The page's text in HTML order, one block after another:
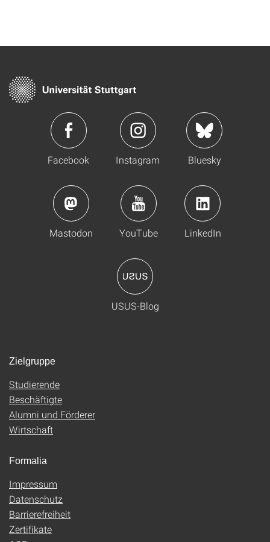
Facebook Instagram Bluesky
Mastodon YouTube LinkedIn
USUS-Blog
Zielgruppe
Studierende
Beschäftigte
Alumni und Förderer
Wirtschaft
Formalia
Impressum
Datenschutz
Barrierefreiheit
Zertifikate